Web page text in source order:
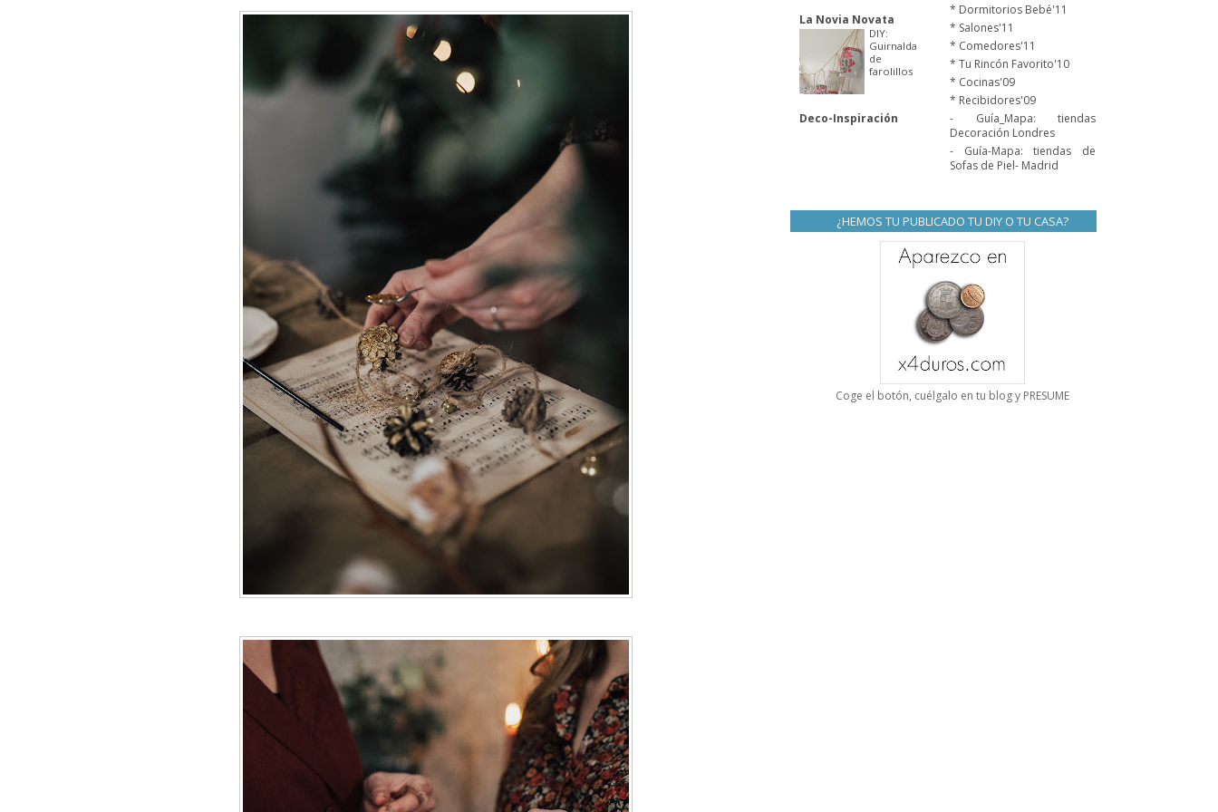
La Novia Novata
DIY:
Guirnalda
de
farolillos
Deco-Inspiración
* Dormitorios Bebé'11
* Salones'11
* Comedores'11
* Tu Rincón Favorito'10
* Cocinas'09
* Recibidores'09
- Guía_Mapa: tiendas
Decoración Londres
- Guía-Mapa: tiendas de
Sofas de Piel- Madrid
¿HEMOS TU PUBLICADO TU DIY O TU CASA?
Coge el botón, cuélgalo en tu blog y PRESUME